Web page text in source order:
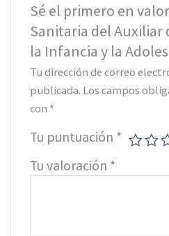
Sé el primero en
Sanitaria del Auxiliar
la Infancia y la
Tu dirección de correo
publicada. Los campos
con *
Tu puntuación *
Tu valoración *